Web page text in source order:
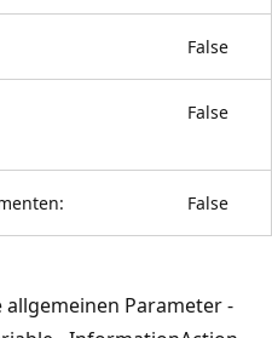
False
False
False
Parameter -